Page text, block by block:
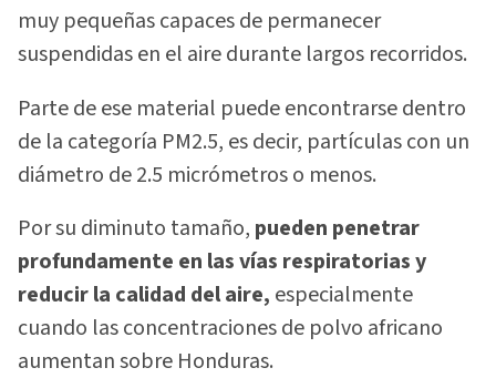
muy pequeñas capaces de permanecer
suspendidas en el aire durante largos recorridos.
Parte de ese material puede encontrarse dentro
de la categoría PM2.5, es decir, partículas con un
diámetro de 2.5 micrómetros o menos.
Por su diminuto tamaño, pueden penetrar
profundamente en las vías respiratorias y
reducir la calidad del aire, especialmente
cuando las concentraciones de polvo africano
aumentan sobre Honduras.